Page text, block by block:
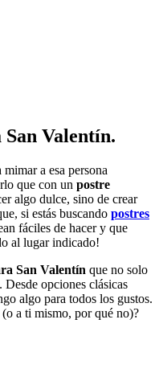
San Valentín.
a esa persona
que con un postre
algo dulce, sino de crear
si estás buscando postres
fáciles de hacer y que
al lugar indicado!
San Valentín que no solo
opciones clásicas
algo para todos los gustos.
(o a ti mismo, por qué no)?